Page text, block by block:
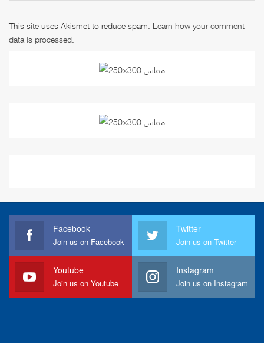
This site uses Akismet to reduce spam. Learn how your comment
data is processed.
Facebook
Join us on Facebook
Twitter
Join us on Twitter
Youtube
Join us on Youtube
Instagram
Join us on Instagram